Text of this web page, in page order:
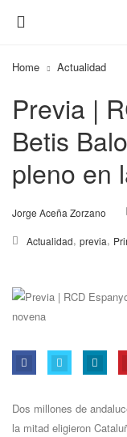
Home Actualidad
Previa |
Betis
pleno en
Jorge Aceña Zorzano
Actualidad, previa,
Dos millones de
la mitad eligieron